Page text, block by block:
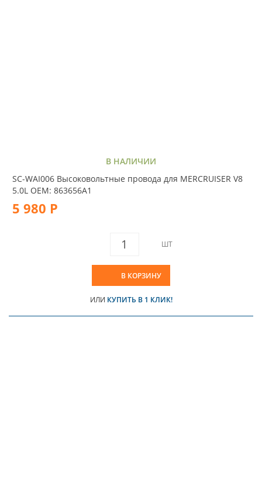
В НАЛИЧИИ
SC-WAI006 Высоковольтные провода для MERCRUISER V8
5.0L OEM: 863656A1
5 980 Р
ШТ
В КОРЗИНУ
ИЛИ КУПИТЬ В 1 КЛИК!